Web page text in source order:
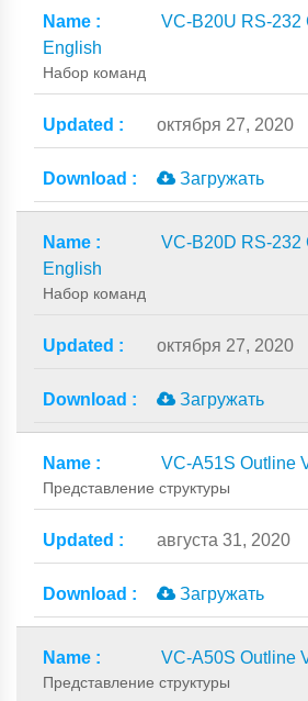
VC-B20U RS-232
English
Набор команд
октября 27, 2020
Загружать
VC-B20D RS-232
English
Набор команд
октября 27, 2020
Загружать
VC-A51S Outline
Представление структуры
августа 31, 2020
Загружать
VC-A50S Outline
Представление структуры